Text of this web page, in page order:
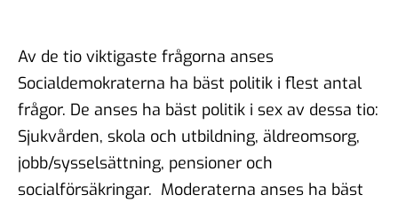
Av de tio viktigaste frågorna anses
Socialdemokraterna ha bäst politik i flest antal
frågor. De anses ha bäst politik i sex av dessa tio:
Sjukvården, skola och utbildning, äldreomsorg,
jobb/sysselsättning, pensioner och
socialförsäkringar. Moderaterna anses ha bäst